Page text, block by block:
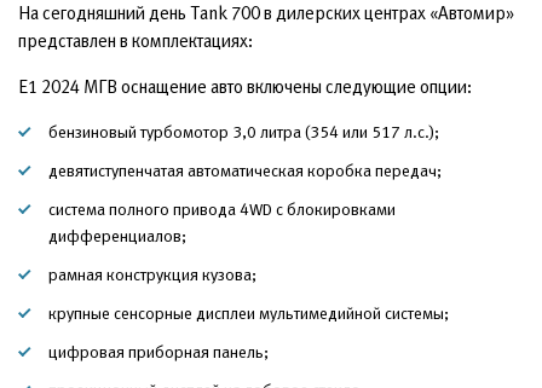
На сегодняшний день Tank 700 в дилерских центрах «Автомир»
представлен в комплектациях:
Е1 2024 МГВ оснащение авто включены следующие опции:
бензиновый турбомотор 3,0 литра (354 или 517 л.с.);
девятиступенчатая автоматическая коробка передач;
система полного привода 4WD с блокировками
дифференциалов;
рамная конструкция кузова;
крупные сенсорные дисплеи мультимедийной системы;
цифровая приборная панель;